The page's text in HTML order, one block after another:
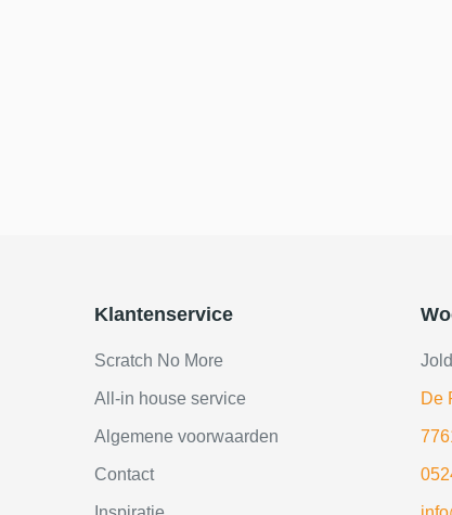
Klantenservice
Scratch No More
All-in house service
Algemene voorwaarden
Contact
De